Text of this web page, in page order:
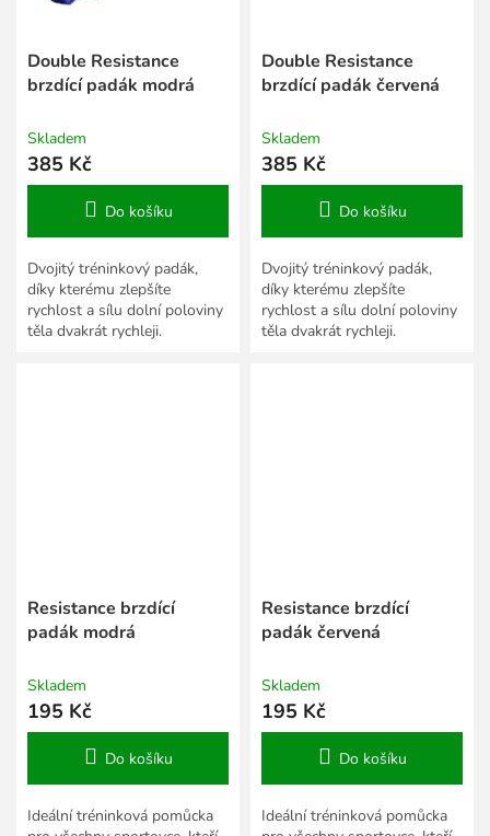
Double Resistance
brzdící padák modrá
Skladem
385 Kč
Do košíku
Dvojitý tréninkový padák,
díky kterému zlepšíte
rychlost a sílu dolní poloviny
těla dvakrát rychleji.
Double Resistance
brzdící padák červená
Skladem
385 Kč
Do košíku
Dvojitý tréninkový padák,
díky kterému zlepšíte
rychlost a sílu dolní poloviny
těla dvakrát rychleji.
Resistance brzdící
padák modrá
Skladem
195 Kč
Do košíku
Ideální tréninková pomůcka
Resistance brzdící
padák červená
Skladem
195 Kč
Do košíku
Ideální tréninková pomůcka